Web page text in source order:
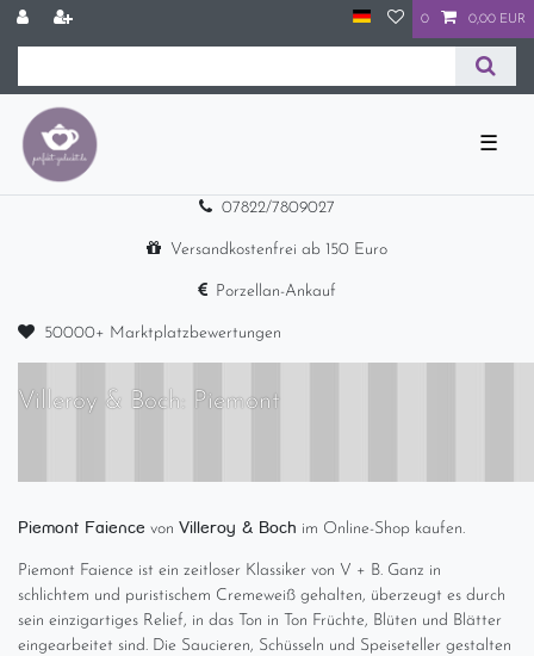
0 0,00 EUR
☰
07822/7809027
Versandkostenfrei ab 150 Euro
Porzellan-Ankauf
50000+ Marktplatzbewertungen
Villeroy & Boch: Piemont
Piemont Faience von Villeroy & Boch im Online-Shop kaufen.
Piemont Faience ist ein zeitloser Klassiker von V + B. Ganz in
schlichtem und puristischem Cremeweiß gehalten, überzeugt es durch
sein einzigartiges Relief, in das Ton in Ton Früchte, Blüten und Blätter
eingearbeitet sind. Die Saucieren, Schüsseln und Speiseteller gestalten